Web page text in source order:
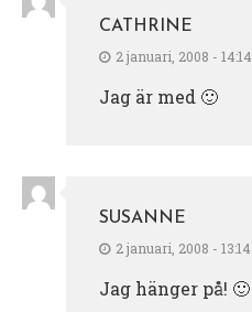
CATHRINE
2 januari, 2008 - 14:14
Jag är med 🙂
SUSANNE
2 januari, 2008 - 13:14
Jag hänger på! 🙂